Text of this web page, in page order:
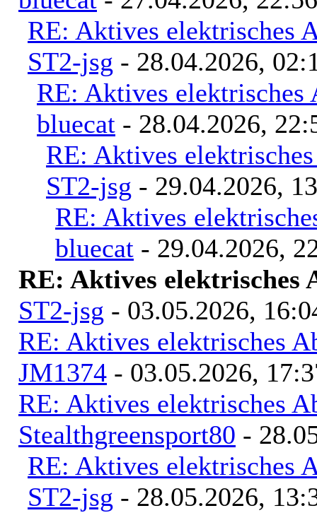
RE: Aktives elektrisches
ST2-jsg - 28.04.2026,
RE: Aktives elektrisches
bluecat - 28.04.2026,
RE: Aktives
ST2-jsg - 29.04.2026,
RE: Aktives
bluecat - 29.04.2026,
RE: Aktives elektrisches
ST2-jsg - 03.05.2026,
RE: Aktives elektrisches
JM1374 - 03.05.2026,
RE: Aktives elektrisches
Stealthgreensport80 -
RE: Aktives elektrisches
ST2-jsg - 28.05.2026,